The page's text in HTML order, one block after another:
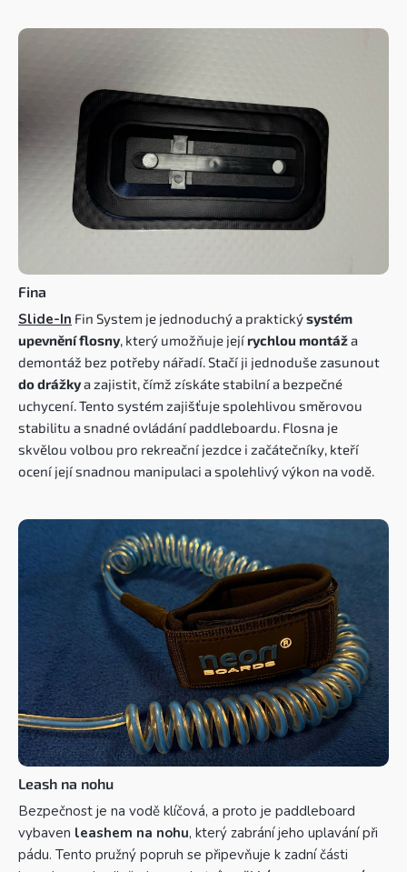
Fina
Slide-In Fin System je jednoduchý a praktickýsystém
upevnění flosny, který umožňuje její rychlou montáža
demontáž bez potřeby nářadí. Stačí ji jednoduše zasunout
do drážkya zajistit, čímž získáte stabilní a bezpečné
uchycení. Tento systém zajišťuje spolehlivou směrovou
stabilitu a snadné ovládání paddleboardu. Flosna je
skvělou volbou pro rekreační jezdce i začátečníky, kteří
ocení její snadnou manipulaci a spolehlivý výkon na vodě.
Leash na nohu
Bezpečnost je na vodě klíčová, a proto je paddleboard
vybaven leashem na nohu, který zabrání jeho uplavání při
pádu. Tento pružný popruh se připevňuje k zadní části